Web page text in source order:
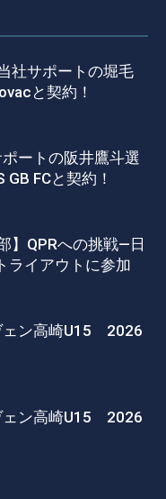
社サポートの堀毛
と契約！
ポートの阪井鷹斗選
FCと契約！
】QPRへの挑戦―日
ライアウトに参加
ェン高崎U15 2026
ェン高崎U15 2026